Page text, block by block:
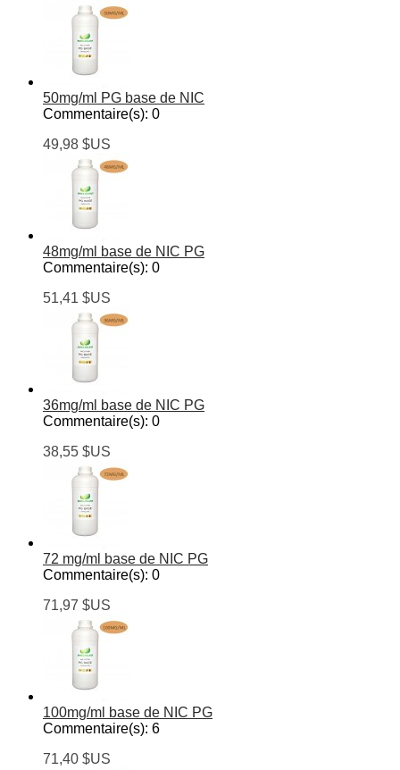
50mg/ml PG base de NIC
Commentaire(s): 0
49,98 $US
48mg/ml base de NIC PG
Commentaire(s): 0
51,41 $US
36mg/ml base de NIC PG
Commentaire(s): 0
38,55 $US
72 mg/ml base de NIC PG
Commentaire(s): 0
71,97 $US
100mg/ml base de NIC PG
Commentaire(s): 6
71,40 $US